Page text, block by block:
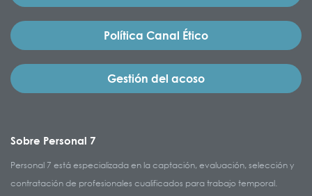
Política Canal Ético
Gestión del acoso
Sobre Personal 7
Personal 7 está especializada en la captación, evaluación, selección y
contratación de profesionales cualificados para trabajo temporal.